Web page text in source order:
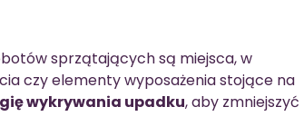
sprzątających są miejsca, w
czy elementy wyposażenia stojące na
wykrywania upadku, aby zmniejszyć